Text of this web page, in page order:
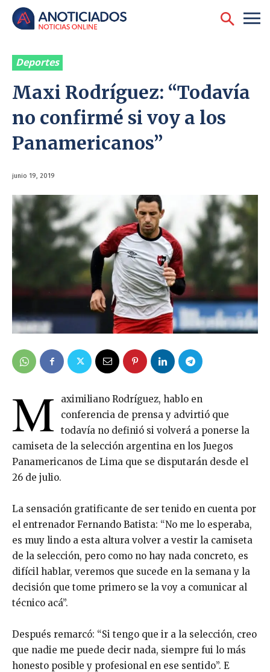
Deportes
Maxi Rodríguez: “Todavía
no confirmé si voy a los
Panamericanos”
junio 19, 2019
M
aximiliano Rodríguez, hablo en
conferencia de prensa y advirtió que
todavía no definió si volverá a ponerse la
camiseta de la selección argentina en los Juegos
Panamericanos de Lima que se disputarán desde el
26 de julio.
La sensación gratificante de ser tenido en cuenta por
el entrenador Fernando Batista: “No me lo esperaba,
es muy lindo a esta altura volver a vestir la camiseta
de la selección, pero como no hay nada concreto, es
difícil hablar, veremos que sucede en la semana y la
decisión que tome primero se la voy a comunicar al
técnico acá”.
Después remarcó: “Si tengo que ir a la selección, creo
que nadie me puede decir nada, siempre fui lo más
honesto posible y profesional en ese sentido”. E